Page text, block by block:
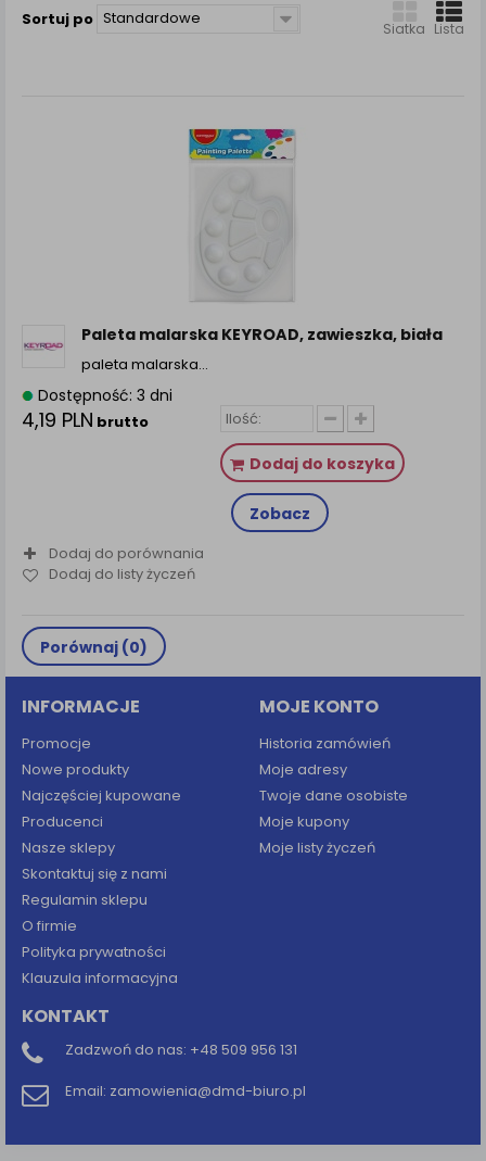
Sortuj po Standardowe
Siatka Lista
Paleta malarska KEYROAD, zawieszka, biała
paleta malarska…
Dostępność: 3 dni
4,19 PLN brutto
Dodaj do koszyka
Zobacz
Dodaj do porównania
Dodaj do listy życzeń
Porównaj (0)
INFORMACJE
Promocje
Nowe produkty
Najczęściej kupowane
Producenci
Nasze sklepy
Skontaktuj się z nami
Regulamin sklepu
O firmie
Polityka prywatności
Klauzula informacyjna
MOJE KONTO
Historia zamówień
Moje adresy
Twoje dane osobiste
Moje kupony
Moje listy życzeń
KONTAKT
Zadzwoń do nas: +48 509 956 131
Email: zamowienia@dmd-biuro.pl